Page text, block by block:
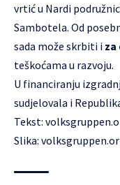
vrtić u Nardi
Sambotela. Od
sada može skrbiti i za
teškoćama u razvoju.
U financiranju
sudjelovala i
Tekst:
Slika: